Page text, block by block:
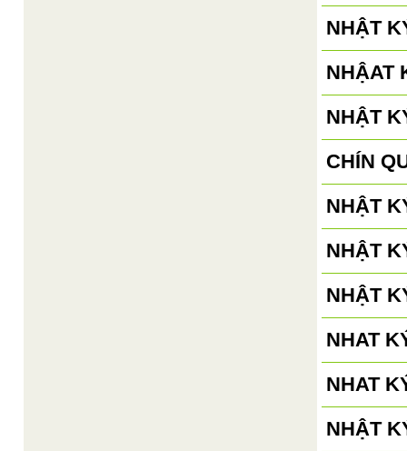
NHẬT
NHẬAT
NHẬT
CHÍN
NHẬT
NHẬT
NHẬT
NHAT
NHAT
NHẬT